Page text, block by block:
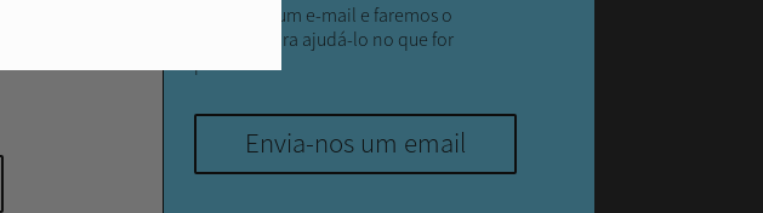
Envie-nos um e-mail e faremos o
possível para ajudá-lo no que for
Envia-nos um email